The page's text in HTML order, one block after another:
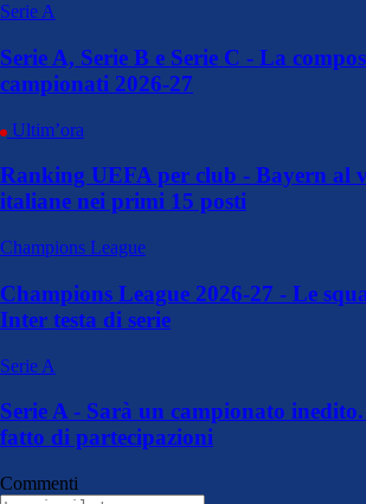
Serie A
Serie A, Serie B e Serie C - La
campionati 2026-27
Ultim’ora
Ranking UEFA per club - Bayern al
italiane nei primi 15 posti
Champions League
Champions League 2026-27 - Le
Inter testa di serie
Serie A
Serie A - Sarà un campionato
fatto di partecipazioni
Commenti